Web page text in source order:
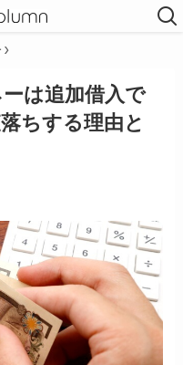
は追加借入で
ちする理由と